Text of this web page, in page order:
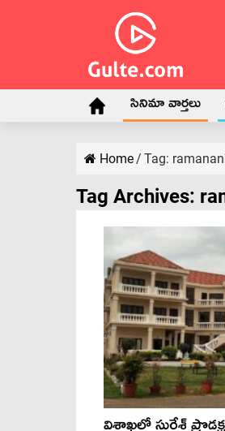
సినిమా వార్తలు
Home/ Tag:
Tag Archives: